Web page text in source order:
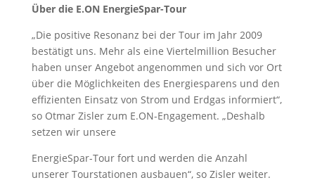
Über die E.ON EnergieSpar-Tour
„Die positive Resonanz bei der Tour im Jahr 2009
bestätigt uns. Mehr als eine Viertelmillion Besucher
haben unser Angebot angenommen und sich vor Ort
über die Möglichkeiten des Energiesparens und den
effizienten Einsatz von Strom und Erdgas informiert“,
so Otmar Zisler zum E.ON-Engagement. „Deshalb
setzen wir unsere
EnergieSpar-Tour fort und werden die Anzahl
unserer Tourstationen ausbauen“, so Zisler weiter.